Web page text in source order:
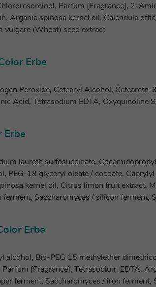
Parfum [Fragrance], 2-
Argania spinosa kernel oil, Calendula
vulgare (Wheat) seed extract
Erbe
Peroxide, Cetearyl Alcohol,
Acid, Tetrasodium EDTA, Oxyquinoline
Erbe
laureth sulfosuccinate,
PEG-18 glyceryl oleate / cocoate,
kernel oil, Citrus limon fruit extract,
Saccharomyces / silicon ferment,
Erbe
alcohol, Bis-PEG 15 methylether
[Fragrance], Tetrasodium EDTA,
ferment, Saccharomyces / iron